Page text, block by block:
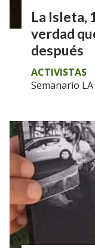
La Isleta,
verdad
después
Semanario LA
ACTIVISTAS